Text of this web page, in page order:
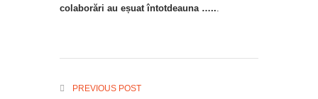
colaborări au eșuat întotdeauna …..
PREVIOUS POST